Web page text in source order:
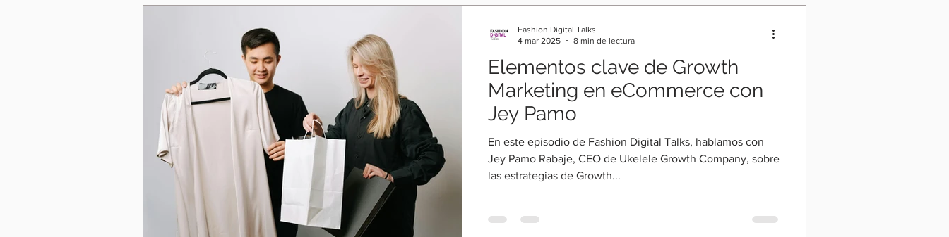
Elementos clave de Growth
Marketing en eCommerce con
Jey Pamo
En este episodio de Fashion Digital Talks, hablamos con
Jey Pamo Rabaje, CEO de Ukelele Growth Company, sobre
las estrategias de Growth...
Fashion Digital Talks
4 mar 2025
8 min de lectura